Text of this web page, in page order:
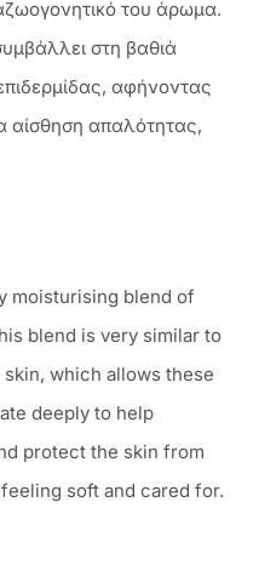
του άρωμα.
στη βαθιά
αφήνοντας
αίσθηση απαλότητας,
moisturising blend of
blend is very similar to
which allows these
deeply to help
protect the skin from
soft and cared for.